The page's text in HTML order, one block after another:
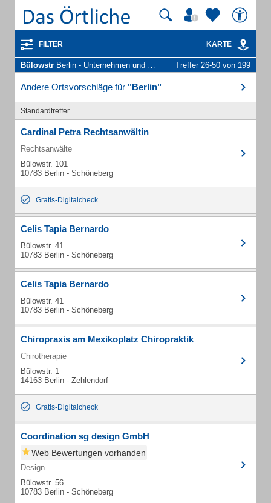
FILTER KARTE
Bülowstr Berlin - Unternehmen und Personen Treffer 26-50 von 199
Andere Ortsvorschläge für "Berlin"
Standardtreffer
Cardinal Petra Rechtsanwältin
Rechtsanwälte
Bülowstr. 101
10783 Berlin - Schöneberg
Gratis-Digitalcheck
Celis Tapia Bernardo
Bülowstr. 41
10783 Berlin - Schöneberg
Celis Tapia Bernardo
Bülowstr. 41
10783 Berlin - Schöneberg
Chiropraxis am Mexikoplatz Chiropraktik
Chirotherapie
Bülowstr. 1
14163 Berlin - Zehlendorf
Gratis-Digitalcheck
Coordination sg design GmbH
Web Bewertungen vorhanden
Design
Bülowstr. 56
10783 Berlin - Schöneberg